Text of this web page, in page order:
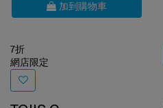
網店限定
TOIIS C